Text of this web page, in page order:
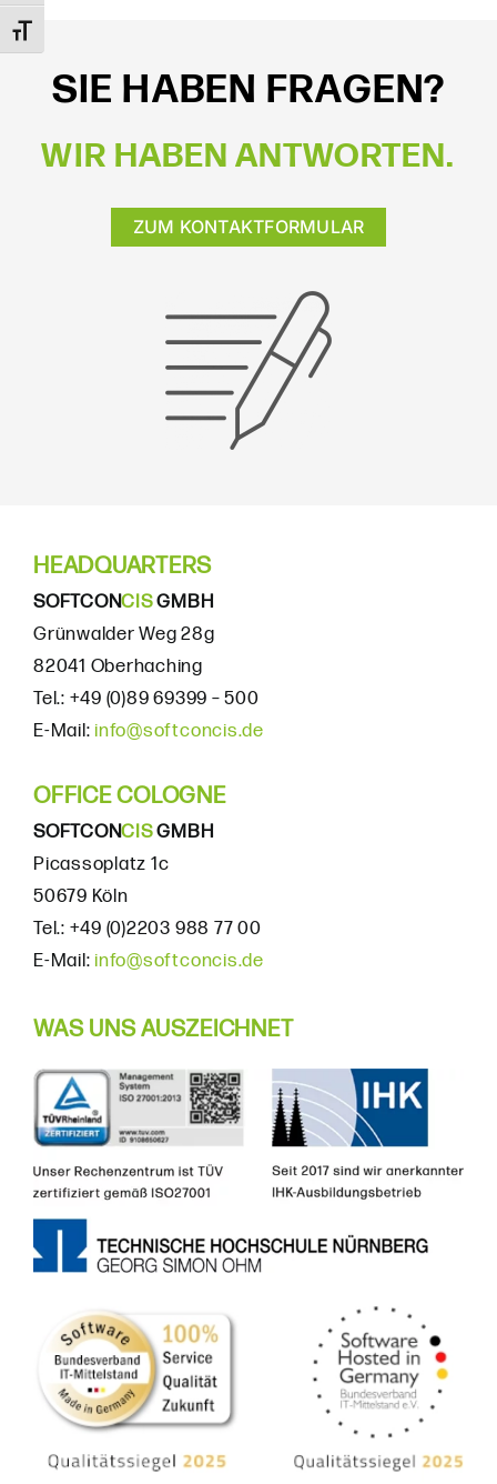
Schrift vergrößern
SIE HABEN FRAGEN?
WIR HABEN ANTWORTEN.
ZUM KONTAKTFORMULAR
HEADQUARTERS
SOFTCONCISGMBH
Grünwalder Weg 28g
82041 Oberhaching
Tel.: +49 (0)89 69399 – 500
E-Mail: info@softconcis.de
OFFICE COLOGNE
SOFTCONCISGMBH
Picassoplatz 1c
50679 Köln
Tel.: +49 (0)2203 988 77 00
E-Mail: info@softconcis.de
WAS UNS AUSZEICHNET